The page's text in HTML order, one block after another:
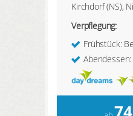
Kirchdorf (NS),
Verpflegung:
Frühstück: